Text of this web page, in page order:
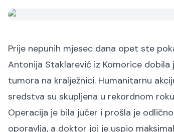
Prije nepunih mjesec dana opet ste
Antonija Staklarević iz Komorice
tumora na kralježnici. Humanitarnu
sredstva su skupljena u rekordnom
Operacija je bila jučer i prošla je
oporavlja, a doktor joj je uspio